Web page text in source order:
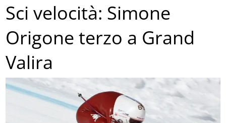
Sci velocità: Simone
Origone terzo a Grand
Valira